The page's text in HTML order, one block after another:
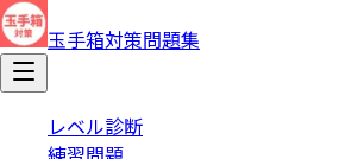
玉手箱対策問題集
レベル診断